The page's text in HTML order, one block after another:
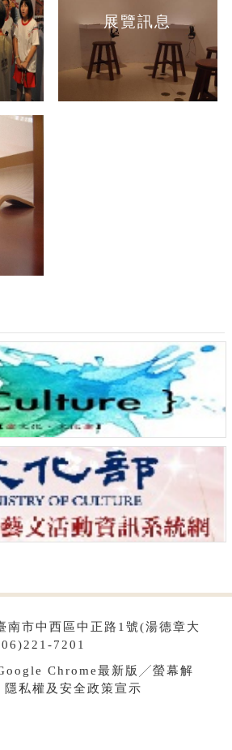
展覽訊息
南市中西區中正路1號(湯德章大
7201
Chrome最新版╱螢幕解
隱私權及安全政策宣示